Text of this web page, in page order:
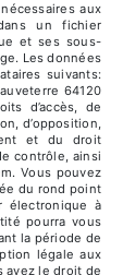
aux
un fichier
et ses sous-
Les données
suivants:
64120
d’accès, de
d’opposition,
et du droit
contrôle, ainsi
Vous pouvez
du rond point
électronique à
pourra vous
la période de
légale aux
avez le droit de